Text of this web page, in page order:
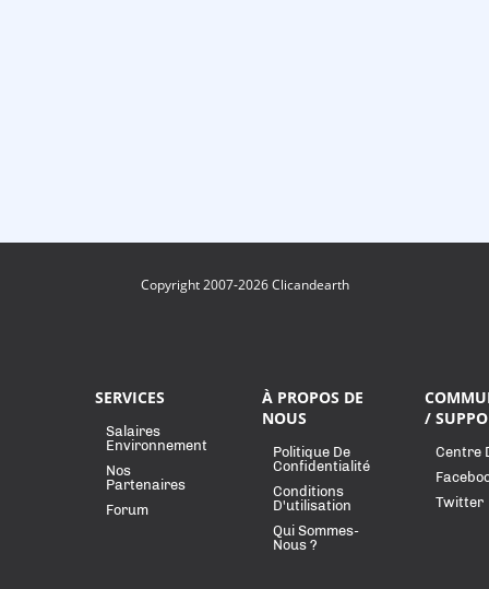
Copyright 2007-2026 Clicandearth
SERVICES
Salaires
Environnement
Nos
Partenaires
Forum
À PROPOS DE
NOUS
Politique De
Confidentialité
Conditions
D'utilisation
Qui Sommes-
Nous ?
/
Centre
Twitter